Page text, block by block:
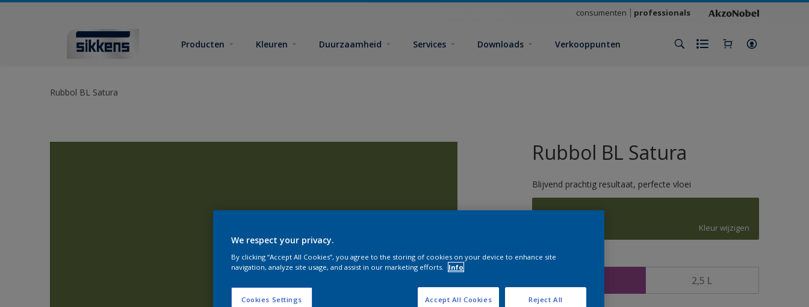
consumenten professionals
Producten Kleuren Duurzaamheid Services Downloads Verkooppunten
Rubbol BL Satura
Rubbol BL Satura
Blijvend prachtig resultaat, perfecte vloei
6025
Kleur wijzigen
Grootte
2,5 L
We respect your privacy.
By clicking “Accept All Cookies”, you agree to the storing of cookies on your device to enhance site
navigation, analyze site usage, and assist in our marketing efforts.
Info
Cookies Settings Reject All
Accept All Cookies